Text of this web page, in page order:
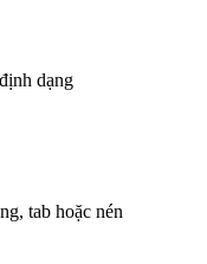
dạng
tab hoặc nén